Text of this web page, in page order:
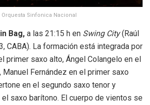
Orquesta Sinfonica Nacional
Bag, a las 21:15 h en Swing City(Raúl
CABA). La formación está integrada por
primer saxo alto, Ángel Colangelo en el
Fernández en el primer saxo
en el segundo saxo tenor y
saxo barítono. El cuerpo de vientos se